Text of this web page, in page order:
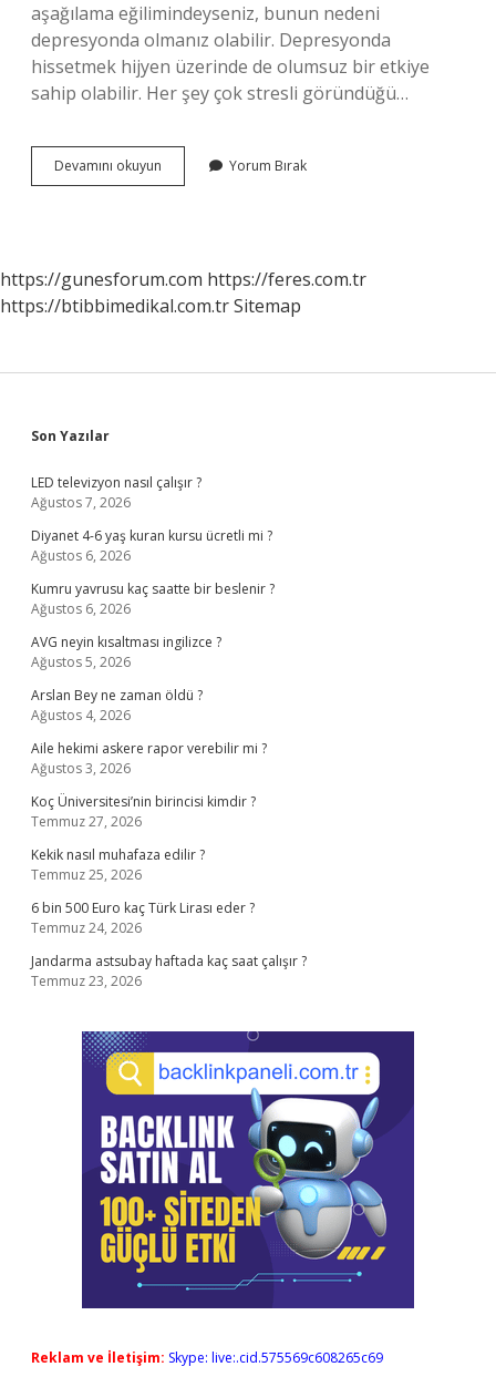
aşağılama eğilimindeyseniz, bunun nedeni
depresyonda olmanız olabilir. Depresyonda
hissetmek hijyen üzerinde de olumsuz bir etkiye
sahip olabilir. Her şey çok stresli göründüğü…
Devamını okuyun Psikolojik
Olarak
Yapmalıyız
Yorum Bırak
https://gunesforum.com https://feres.com.tr
https://btibbimedikal.com.trSitemap
Sidebar
Son Yazılar
LED televizyon nasıl çalışır ?
Ağustos 7, 2026
Diyanet 4-6 yaş kuran kursu ücretli mi ?
Ağustos 6, 2026
Kumru yavrusu kaç saatte bir beslenir ?
Ağustos 6, 2026
AVG neyin kısaltması ingilizce ?
Ağustos 5, 2026
Arslan Bey ne zaman öldü ?
Ağustos 4, 2026
Aile hekimi askere rapor verebilir mi ?
Ağustos 3, 2026
Koç Üniversitesi’nin birincisi kimdir ?
Temmuz 27, 2026
Kekik nasıl muhafaza edilir ?
Temmuz 25, 2026
6 bin 500 Euro kaç Türk Lirası eder ?
Temmuz 24, 2026
Jandarma astsubay haftada kaç saat çalışır ?
Temmuz 23, 2026
Reklam ve İletişim: Skype: live:.cid.575569c608265c69